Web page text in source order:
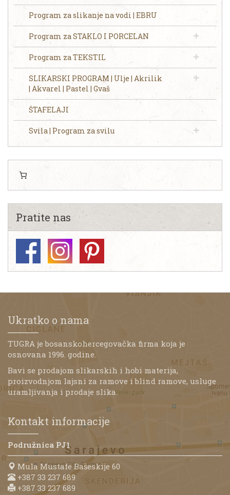
Program za slikanje na vodi | EBRU
Program za STAKLO I PORCELAN
Program za TEKSTIL
SLIKARSKI PROGRAM | Ulje | Akrilik
| Akvarel | Pastel | Gvaš
ŠTAFELAJI
Svila | Program za svilu
Pratite nas
Ukratko o nama
TUGRA je bosanskohercegovačka firma koja je
osnovana 1996. godine.
Bavi se prodajom slikarskih i hobi materija,
proizvodnjom lajsni za ramove i blind ramove, usluge
uramljivanja i prodaje slika.
Kontakt informacije
Podružnica PJ1
Mula Mustafe Bašeskije 60
+387 33 237 689
+387 33 237 689